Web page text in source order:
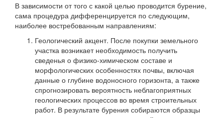
В зависимости от того с какой целью проводится бурение,
сама процедура дифференцируется по следующим,
наиболее востребованным направлениям:
Геологический акцент. После покупки земельного
участка возникает необходимость получить
сведенья о физико-химическом составе и
морфологических особенностях почвы, включая
данные о глубине водоносного горизонта, а также
спрогнозировать вероятность неблагоприятных
геологических процессов во время строительных
работ. В результате бурения собираются образцы